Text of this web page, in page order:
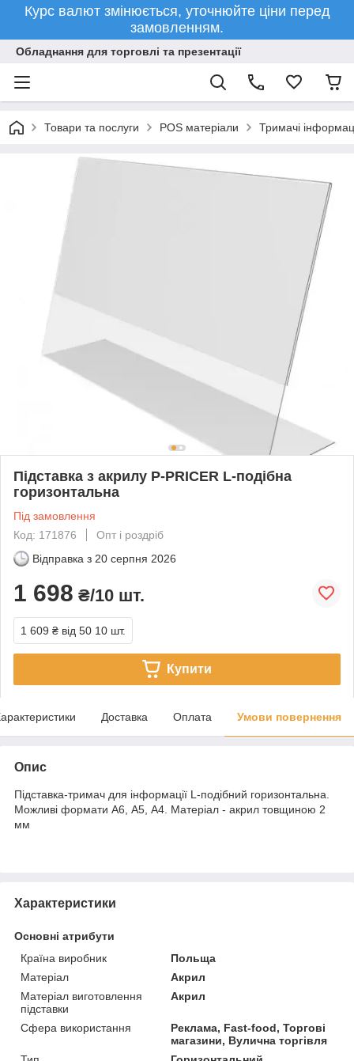
Курс валют змінюється, уточнюйте ціни перед
замовленням.
Обладнання для торговлі та презентації
Товари та послуги POS матеріали Тримачі
Підставка з акрилу P-PRICER L-подібна
горизонтальна
Під замовлення
Код: 171876
Опт і роздріб
Відправка з 20 серпня 2026
1 698 ₴/10 шт.
1 609 ₴ від 50 10 шт.
Купити
Доставка Оплата Умови повернення
Опис
Підставка-тримач для інформації L-подібний горизонтальна.
Можливі формати А6, А5, А4. Матеріал - акрил товщиною 2
мм
Характеристики
Основні атрибути
Країна виробник
Польща
Матеріал
Акрил
Матеріал виготовлення
підставки
Акрил
Сфера використання
Реклама, Fast-food, Торгові
магазини, Вулична торгівля